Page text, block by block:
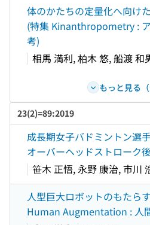
体のかたちの定量化へ向け
(特集 Kinanthropometry :
考)
相馬 満利, 柏木 悠, 船渡 和
もっと見る（
23(2)=89:2019
成長期女子バドミントン選
オーバーヘッドストローク
笹木 正悟, 永野 康治, 市川
人型巨大ロボットのもたら
Human Augmentation : 人